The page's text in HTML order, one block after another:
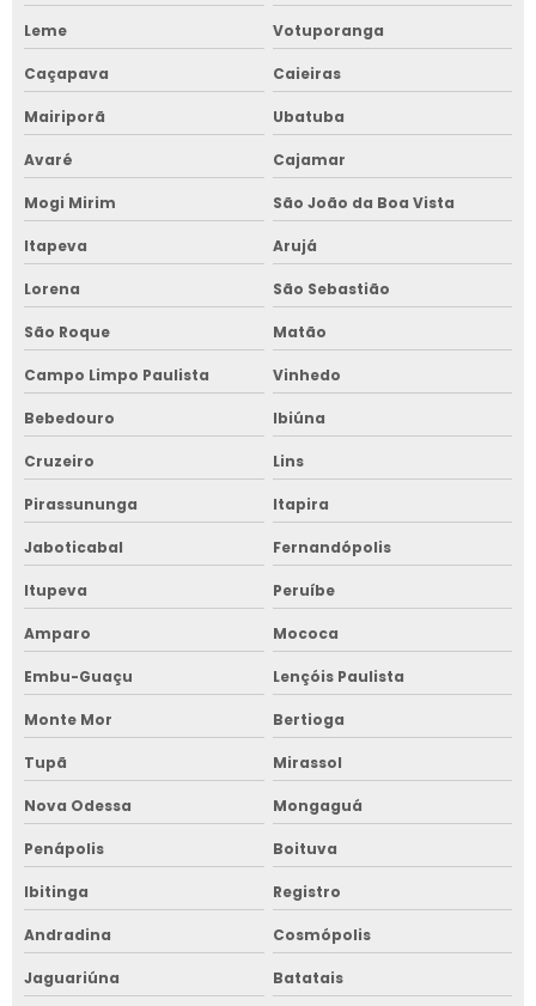
Leme Votuporanga
Caçapava Caieiras
Mairiporã Ubatuba
Avaré Cajamar
Mogi Mirim São João da Boa Vista
Itapeva Arujá
Lorena São Sebastião
São Roque Matão
Campo Limpo Paulista Vinhedo
Bebedouro Ibiúna
Cruzeiro Lins
Pirassununga Itapira
Jaboticabal Fernandópolis
Itupeva Peruíbe
Amparo Mococa
Embu-Guaçu Lençóis Paulista
Monte Mor Bertioga
Tupã Mirassol
Nova Odessa Mongaguá
Penápolis Boituva
Ibitinga Registro
Andradina Cosmópolis
Jaguariúna Batatais